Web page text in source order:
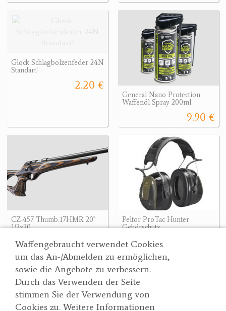
Waffengebraucht verwendet Cookies
um das An-/Abmelden zu ermöglichen,
sowie die Angebote zu verbessern.
Durch das Verwenden der Seite
stimmen Sie der Verwendung von
Cookies zu. Weitere Informationen
Glock Schlagbolzenfeder 24N
Standart!
2.20 €
General Nano Protection
Waffenöl Spray 200ml
9.90 €
CZ-457 Thumb.17HMR 20"
1/2x20
984.72 €
984.72 €
Peltor ProTac Hunter
Gehörschutz
Suche
Partner
Wertgarner 1820
Jagd & SporthandelsgmbH